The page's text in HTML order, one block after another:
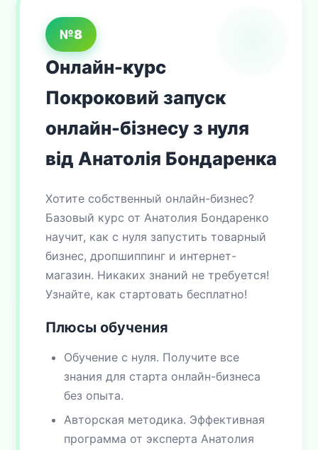
№8
Онлайн-курс
Покроковий запуск
онлайн-бізнесу з нуля
від Анатолія Бондаренка
Хотите собственный онлайн-бизнес?
Базовый курс от Анатолия Бондаренко
научит, как с нуля запустить товарный
бизнес, дропшиппинг и интернет-
магазин. Никаких знаний не требуется!
Узнайте, как стартовать бесплатно!
Плюсы обучения
Обучение с нуля. Получите все
знания для старта онлайн-бизнеса
без опыта.
Авторская методика. Эффективная
программа от эксперта Анатолия